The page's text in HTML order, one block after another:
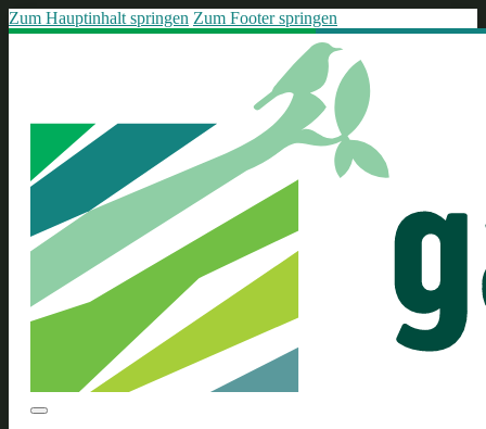
Zum Hauptinhalt springen Zum Footer springen